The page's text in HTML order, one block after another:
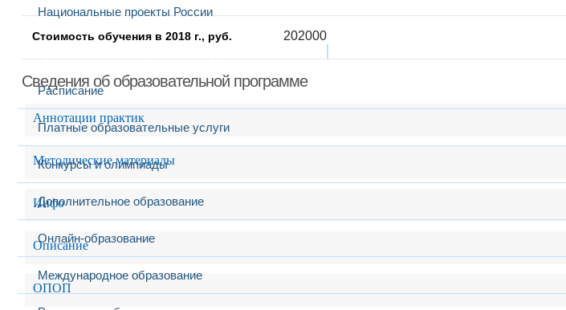
Национальные проекты России
Расписание
Платные образовательные услуги
Конкурсы и олимпиады
Дополнительное образование
Онлайн-образование
Международное образование
Стоимость обучения в 2018 г., руб. 202000
Сведения об образовательной программе
Аннотации практик
Методические материалы
Инфо
Описание
ОПОП